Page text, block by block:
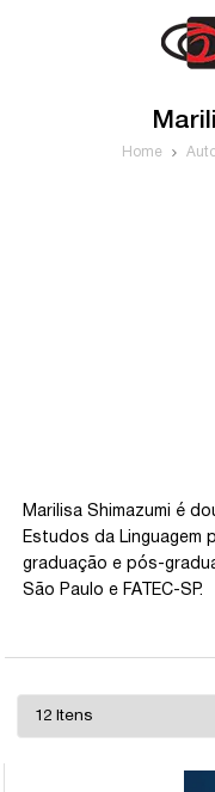
Home
Marilisa Shimazumi é
Estudos da Linguagem
graduação e pós-
São Paulo e FATEC-SP.